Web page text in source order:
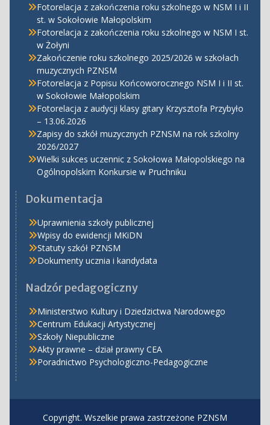
Fotorelacja z zakończenia roku szkolnego w NSM I i II
st. w Sokołowie Małopolskim
Fotorelacja z zakończenia roku szkolnego w NSM I st.
w Żołyni
Zakończenie roku szkolnego 2025/2026 w szkołach
muzycznych PZNSM
Fotorelacja z Popisu Końcoworocznego NSM I i II st.
w Sokołowie Małopolskim
Fotorelacja z audycji klasy gitary Krzysztofa Przybyło
– 13.06.2026
Zapisy do szkół muzycznych PZNSM na rok szkolny
2026/2027
Wielki sukces uczennic z Sokołowa Małopolskiego na
Ogólnopolskim Konkursie w Pruchniku
Dokumentacja
Uprawnienia szkoły publicznej
Wpisy do ewidencji MKiDN
Statuty szkół PZNSM
Dokumenty ucznia i kandydata
Nadzór pedagogiczny
Ministerstwo Kultury i Dziedzictwa Narodowego
Centrum Edukacji Artystycznej
Szkoły Niepubliczne
Akty prawne – dział prawny CEA
Poradnictwo Psychologiczno-Pedagogiczne
Copyright. Wszelkie prawa zastrzeżone PZNSM